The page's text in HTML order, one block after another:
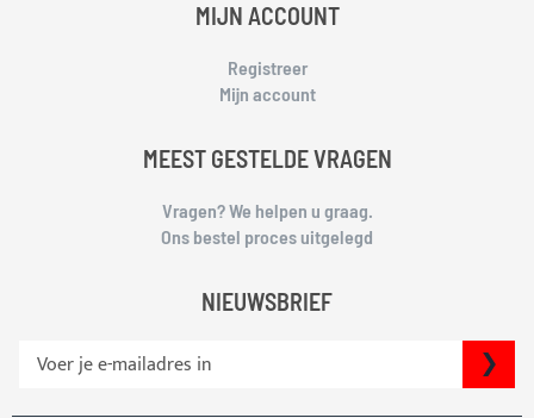
MIJN ACCOUNT
Registreer
Mijn account
MEEST GESTELDE VRAGEN
Vragen? We helpen u graag.
Ons bestel proces uitgelegd
NIEUWSBRIEF